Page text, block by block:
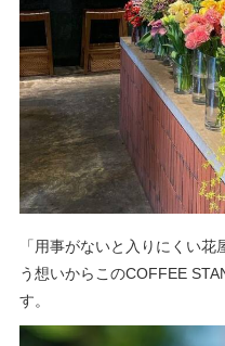
「用事がないと入りにくい
う想いからこのCOFFEE
す。